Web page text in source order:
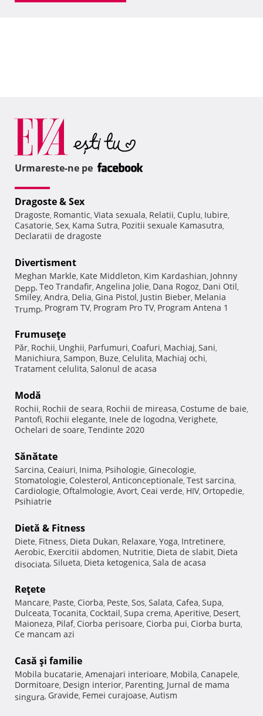
Urmareste-ne pe
Dragoste & Sex
Dragoste, Romantic, Viata sexuala, Relatii, Cuplu, Iubire,
Casatorie, Sex, Kama Sutra, Pozitii sexuale Kamasutra,
Declaratii de dragoste
Divertisment
Meghan Markle, Kate Middleton, Kim Kardashian, Johnny
Depp, Teo Trandafir, Angelina Jolie, Dana Rogoz, Dani Otil,
Smiley, Andra, Delia, Gina Pistol, Justin Bieber, Melania
Trump, Program TV, Program Pro TV, Program Antena 1
Frumuseţe
Păr, Rochii, Unghii, Parfumuri, Coafuri, Machiaj, Sani,
Manichiura, Sampon, Buze, Celulita, Machiaj ochi,
Tratament celulita, Salonul de acasa
Modă
Rochii, Rochii de seara, Rochii de mireasa, Costume de baie,
Pantofi, Rochii elegante, Inele de logodna, Verighete,
Ochelari de soare, Tendinte 2020
Sănătate
Sarcina, Ceaiuri, Inima, Psihologie, Ginecologie,
Stomatologie, Colesterol, Anticonceptionale, Test sarcina,
Cardiologie, Oftalmologie, Avort, Ceai verde, HIV, Ortopedie,
Psihiatrie
Dietă & Fitness
Diete, Fitness, Dieta Dukan, Relaxare, Yoga, Intretinere,
Aerobic, Exercitii abdomen, Nutritie, Dieta de slabit, Dieta
disociata, Silueta, Dieta ketogenica, Sala de acasa
Reţete
Mancare, Paste, Ciorba, Peste, Sos, Salata, Cafea, Supa,
Dulceata, Tocanita, Cocktail, Supa crema, Aperitive, Desert,
Maioneza, Pilaf, Ciorba perisoare, Ciorba pui, Ciorba burta,
Ce mancam azi
Casă şi familie
Mobila bucatarie, Amenajari interioare, Mobila, Canapele,
Dormitoare, Design interior, Parenting, Jurnal de mama
singura, Gravide, Femei curajoase, Autism